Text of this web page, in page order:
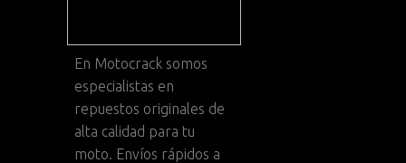
En Motocrack somos
especialistas en
repuestos originales de
alta calidad para tu
moto. Envíos rápidos a